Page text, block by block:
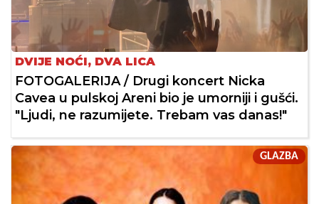
DVIJE NOĆI, DVA LICA
FOTOGALERIJA / Drugi koncert Nicka
Cavea u pulskoj Areni bio je umorniji i gušći.
"Ljudi, ne razumijete. Trebam vas danas!"
GLAZBA